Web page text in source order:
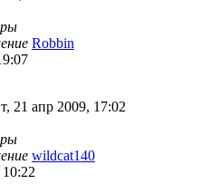
Robbin
21 апр 2009, 17:02
wildcat140